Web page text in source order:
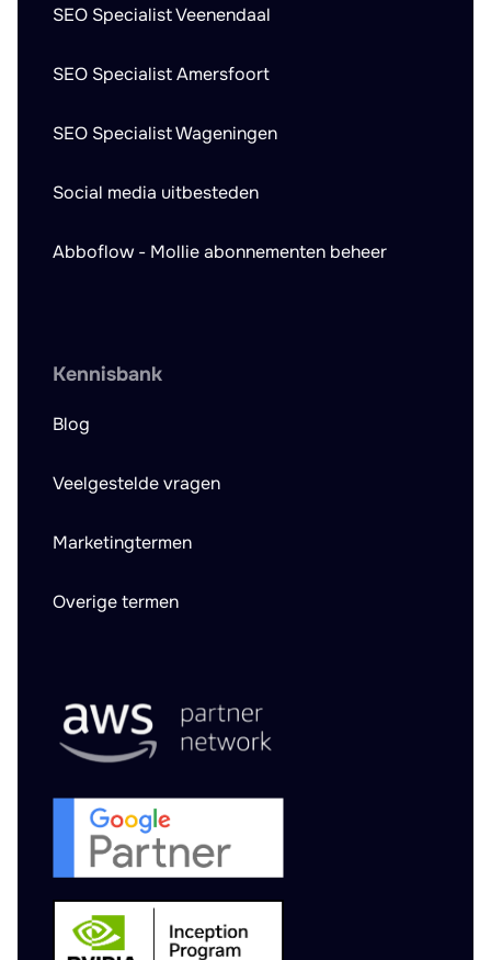
SEO Specialist Veenendaal
SEO Specialist Amersfoort
SEO Specialist Wageningen
Social media uitbesteden
Abboflow - Mollie abonnementen beheer
Kennisbank
Blog
Veelgestelde vragen
Marketingtermen
Overige termen